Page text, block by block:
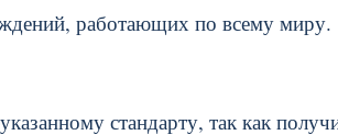
работающих по всему миру.
стандарту, так как